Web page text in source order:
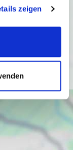
nutzen.
zeigen
die